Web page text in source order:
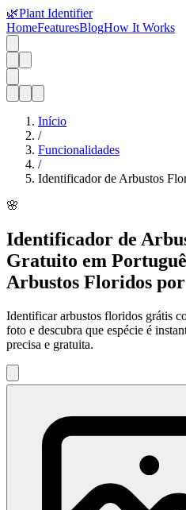
🌿Plant Identifier
HomeFeaturesBlogHow It Works
Início
/
Funcionalidades
/
Identificador de Arbustos
🌸
Identificador de
Gratuito em
Arbustos Floridos
Identificar arbustos floridos grátis
foto e descubra que espécie é
precisa e gratuita.